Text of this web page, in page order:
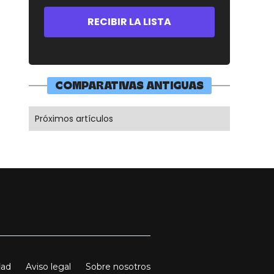
COMPARATIVAS ANTIGUAS
Próximos artículos
Aviso legal Sobre nosotros